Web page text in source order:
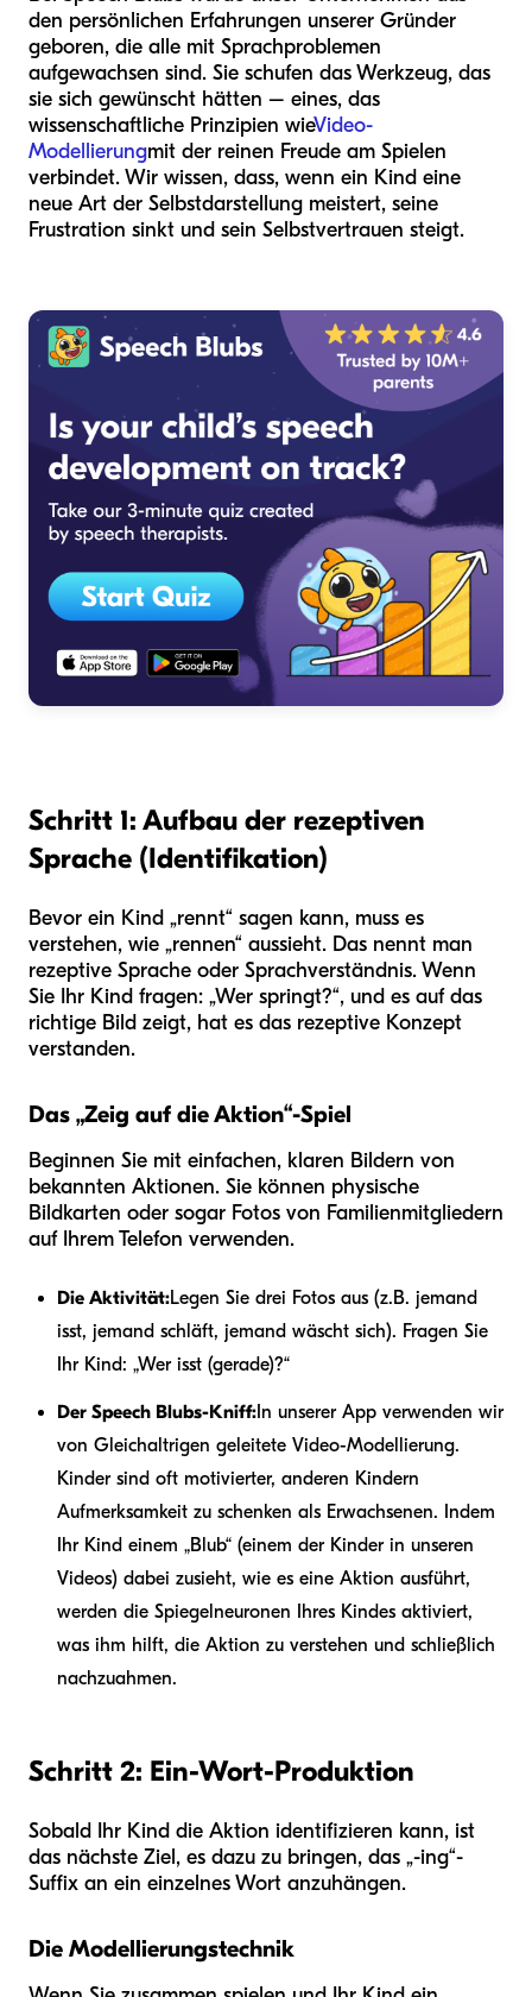
den persönlichen Erfahrungen unserer Gründer
geboren, die alle mit Sprachproblemen
aufgewachsen sind. Sie schufen das Werkzeug, das
sie sich gewünscht hätten – eines, das
wissenschaftliche Prinzipien wieVideo-
Modellierungmit der reinen Freude am Spielen
verbindet. Wir wissen, dass, wenn ein Kind eine
neue Art der Selbstdarstellung meistert, seine
Frustration sinkt und sein Selbstvertrauen steigt.
Schritt 1: Aufbau der rezeptiven
Sprache (Identifikation)
Bevor ein Kind „rennt“ sagen kann, muss es
verstehen, wie „rennen“ aussieht. Das nennt man
rezeptive Sprache oder Sprachverständnis. Wenn
Sie Ihr Kind fragen: „Wer springt?“, und es auf das
richtige Bild zeigt, hat es das rezeptive Konzept
verstanden.
Das „Zeig auf die Aktion“-Spiel
Beginnen Sie mit einfachen, klaren Bildern von
bekannten Aktionen. Sie können physische
Bildkarten oder sogar Fotos von Familienmitgliedern
auf Ihrem Telefon verwenden.
Die Aktivität:Legen Sie drei Fotos aus (z.B. jemand
isst, jemand schläft, jemand wäscht sich). Fragen Sie
Ihr Kind: „Wer isst (gerade)?“
Der Speech Blubs-Kniff: In unserer App verwenden wir
von Gleichaltrigen geleitete Video-Modellierung.
Kinder sind oft motivierter, anderen Kindern
Aufmerksamkeit zu schenken als Erwachsenen. Indem
Ihr Kind einem „Blub“ (einem der Kinder in unseren
Videos) dabei zusieht, wie es eine Aktion ausführt,
werden die Spiegelneuronen Ihres Kindes aktiviert,
was ihm hilft, die Aktion zu verstehen und schließlich
nachzuahmen.
Schritt 2: Ein-Wort-Produktion
Sobald Ihr Kind die Aktion identifizieren kann, ist
das nächste Ziel, es dazu zu bringen, das „-ing“-
Suffix an ein einzelnes Wort anzuhängen.
Die Modellierungstechnik